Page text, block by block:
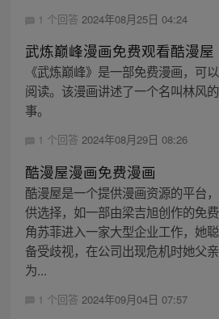
1 个回答 2024年08月25日 04:24
武炼巅峰漫画免费观看酷漫屋
《武炼巅峰》是一部免费漫画，可
阅读。该漫画讲述了一个名叫林风
事。
1 个回答 2024年08月29日 08:26
酷漫屋漫画免费漫画
酷漫屋是一个提供漫画资源的平台
供选择，如一部由梁吉旭创作的免
角苏菲进入一家大型企业工作，她
备受歧视，在公司出现危机时她父
为...
1 个回答 2024年09月04日 07:57